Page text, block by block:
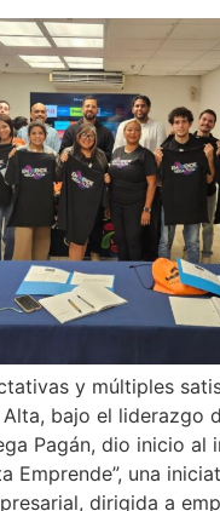
y múltiples
bajo el liderazgo
Pagán, dio inicio al
Emprende”, una
dirigida a